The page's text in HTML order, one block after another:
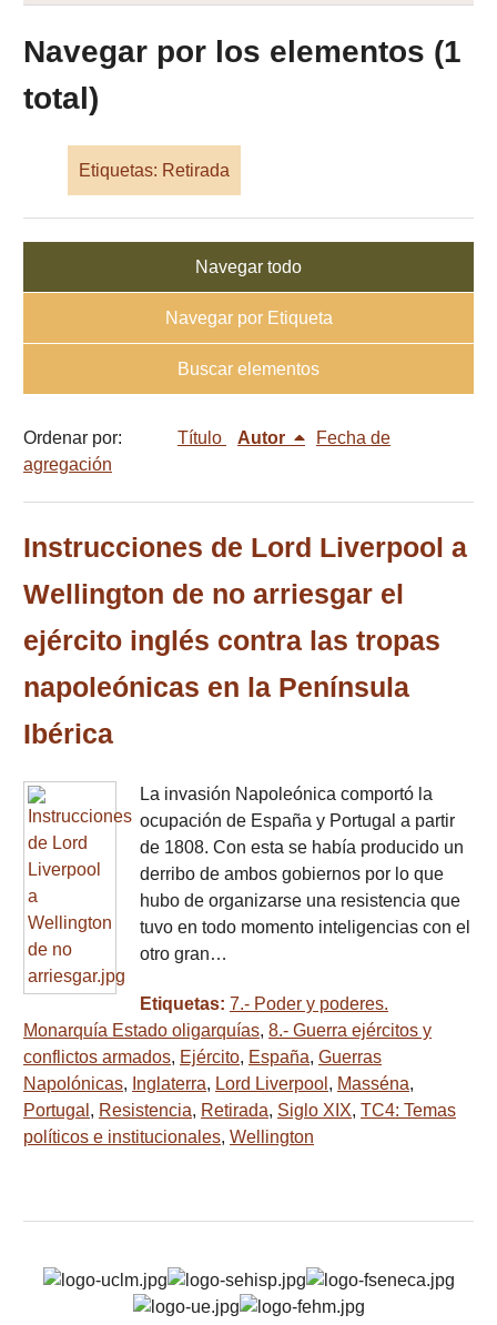
Navegar por los elementos (1
total)
Etiquetas: Retirada
Navegar todo
Navegar por Etiqueta
Buscar elementos
Ordenar por: Título Autor
Fecha de
agregación
Instrucciones de Lord Liverpool a
Wellington de no arriesgar el
ejército inglés contra las tropas
napoleónicas en la Península
Ibérica
La invasión Napoleónica comportó la
ocupación de España y Portugal a partir
de 1808. Con esta se había producido un
derribo de ambos gobiernos por lo que
hubo de organizarse una resistencia que
tuvo en todo momento inteligencias con el
otro gran…
Etiquetas: 7.- Poder y poderes.
Monarquía Estado oligarquías, 8.- Guerra ejércitos y
conflictos armados, Ejército, España, Guerras
Napolónicas, Inglaterra, Lord Liverpool , Masséna,
Portugal , Resistencia, Retirada, Siglo XIX, TC4: Temas
políticos e institucionales, Wellington